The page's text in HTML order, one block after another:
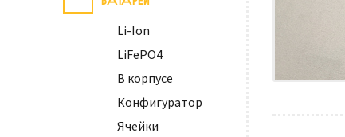
Li-Ion
LiFePO4
В корпусе
Конфигуратор
Ячейки